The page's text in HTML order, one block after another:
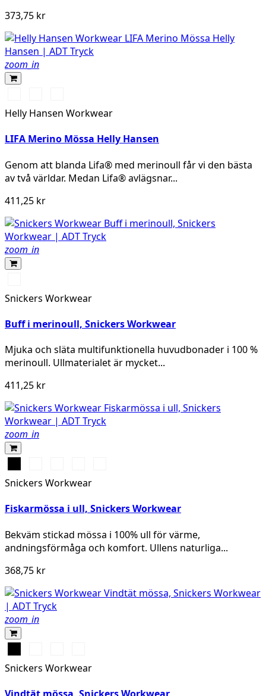
373,75 kr
zoom_in
BLACKGREY
MELANGE
STONE
BLUE
Helly Hansen Workwear
LIFA Merino Mössa Helly Hansen
Genom att blanda Lifa® med merinoull får vi den bästa
av två världar. Medan Lifa® avlägsnar...
411,25 kr
zoom_in
Snickers Workwear
Buff i merinoull, Snickers Workwear
Mjuka och släta multifunktionella huvudbonader i 100 %
merinoull. Ullmaterialet är mycket...
411,25 kr
zoom_in
Melange
Snickers Workwear
Fiskarmössa i ull, Snickers Workwear
Bekväm stickad mössa i 100% ull för värme,
andningsförmåga och komfort. Ullens naturliga...
368,75 kr
zoom_in
Snickers Workwear